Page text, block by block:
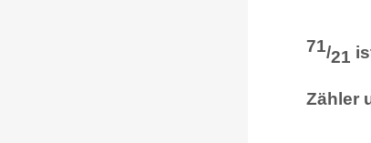
71/21
Zähler